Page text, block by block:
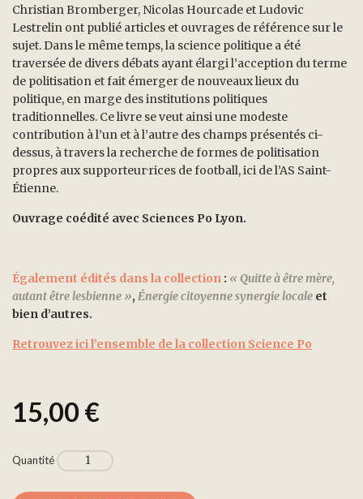
Christian Bromberger, Nicolas Hourcade et Ludovic
Lestrelin ont publié articles et ouvrages de référence sur le
sujet. Dans le même temps, la science politique a été
traversée de divers débats ayant élargi l’acception du terme
de politisation et fait émerger de nouveaux lieux du
politique, en marge des institutions politiques
traditionnelles. Ce livre se veut ainsi une modeste
contribution à l’un et à l’autre des champs présentés ci-
dessus, à travers la recherche de formes de politisation
propres aux supporteur·rices de football, ici de l’AS Saint-
Étienne.
Ouvrage coédité avec Sciences Po Lyon.
Également édités dans la collection : « Quitte à être mère,
autant être lesbienne », Énergie citoyenne synergie locale et
bien d’autres.
Retrouvez ici l’ensemble de la collection Science Po
15,00€
Quantité